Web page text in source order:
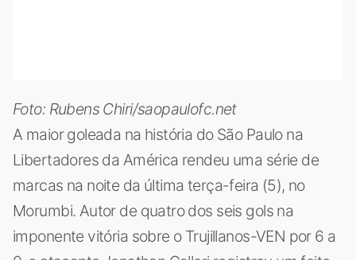
Foto: Rubens Chiri/saopaulofc.net
A maior goleada na história do São Paulo na
Libertadores da América rendeu uma série de
marcas na noite da última terça-feira (5), no
Morumbi. Autor de quatro dos seis gols na
imponente vitória sobre o Trujillanos-VEN por 6 a